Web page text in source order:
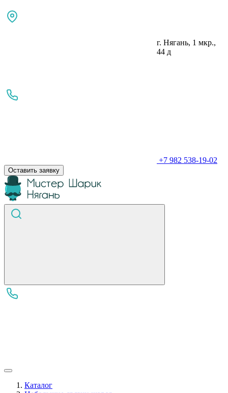
г. Нягань, 1 мкр.,
44 д
+7 982 538-19-02
Оставить заявку
Каталог